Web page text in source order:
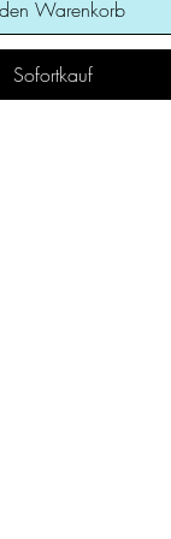
Warenkorb
Sofortkauf